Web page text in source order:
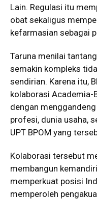
Lain. Regulasi itu
obat sekaligus
kefarmasian sebagai
Taruna menilai
semakin kompleks
sendirian. Karena itu,
kolaborasi Academia-
dengan
profesi, dunia usaha,
UPT BPOM yang
Kolaborasi tersebut
membangun
memperkuat posisi
memperoleh